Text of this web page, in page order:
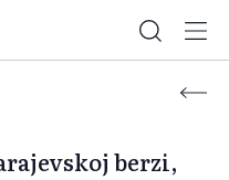
berzi,